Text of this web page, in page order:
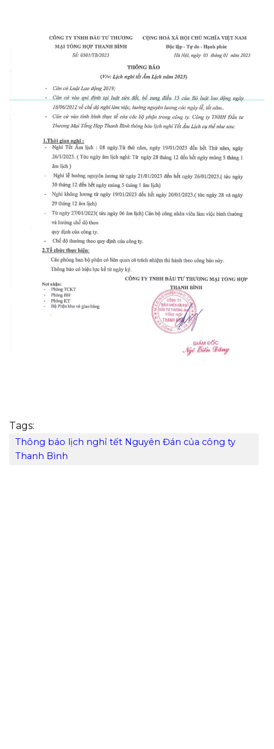
Tags:
Thông báo lịch nghỉ tết Nguyên Đán của công ty
Thanh Bình